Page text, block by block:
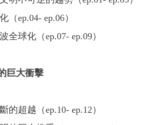
（ep.04- ep.06）
全球化（ep.07- ep.09）
巨大衝擊
的超越（ep.10- ep.12）